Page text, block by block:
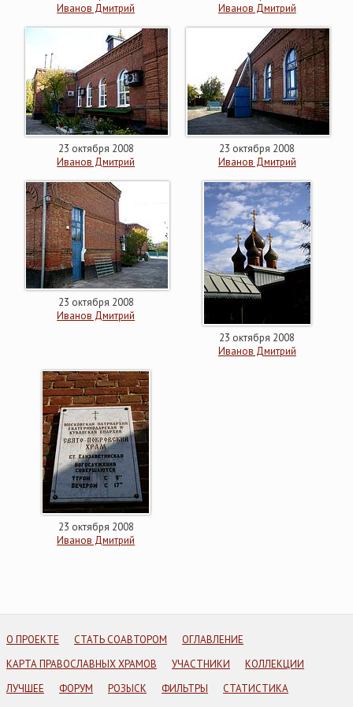
Иванов Дмитрий
Иванов Дмитрий
23 октября 2008
Иванов Дмитрий
23 октября 2008
Иванов Дмитрий
23 октября 2008
Иванов Дмитрий
23 октября 2008
Иванов Дмитрий
23 октября 2008
Иванов Дмитрий
О ПРОЕКТЕ СТАТЬ СОАВТОРОМ
ОГЛАВЛЕНИЕ
КАРТА ПРАВОСЛАВНЫХ ХРАМОВ
УЧАСТНИКИ
КОЛЛЕКЦИИ
ЛУЧШЕЕ
ФОРУМ РОЗЫСК ФИЛЬТРЫ
СТАТИСТИКА